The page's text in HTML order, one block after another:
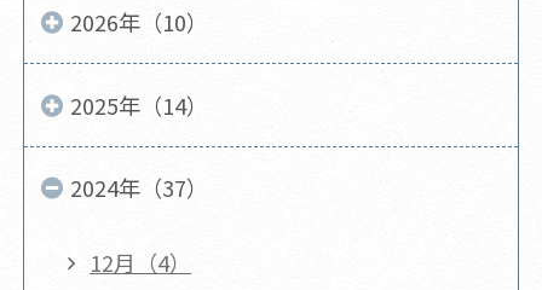
2026年（10）
2025年（14）
2024年（37）
12月（4）